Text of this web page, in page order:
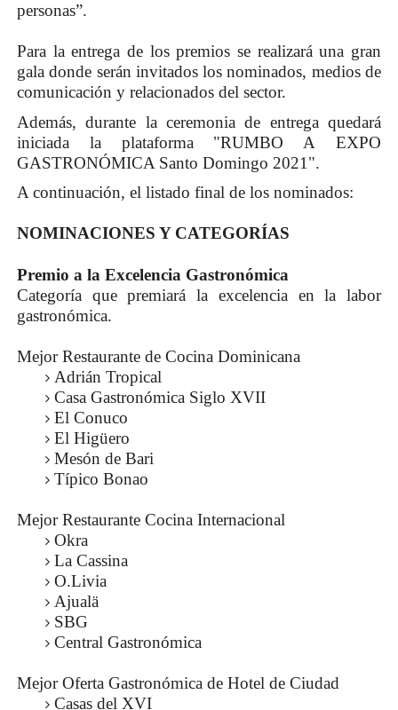
personas”.
Para la entrega de los premios se realizará una gran
gala donde serán invitados los nominados, medios de
comunicación y relacionados del sector.
Además, durante la ceremonia de entrega quedará
iniciada la plataforma "RUMBO AEXPO
GASTRONÓMICA Santo Domingo 2021".
A continuación, el listado final de los nominados:
NOMINACIONES Y CATEGORÍAS
Premio a la Excelencia Gastronómica
Categoría que premiará la excelencia en la labor
gastronómica.
Mejor Restaurante de Cocina Dominicana
Adrián Tropical
Casa Gastronómica Siglo XVII
El Conuco
El Higüero
Mesón de Bari
Típico Bonao
Mejor Restaurante Cocina Internacional
Okra
La Cassina
O.Livia
Ajualä
SBG
Central Gastronómica
Mejor Oferta Gastronómica de Hotel de Ciudad
Casas del XVI